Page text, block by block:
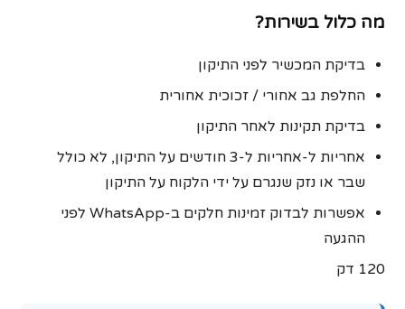
מה כלול בשירות?
בדיקת המכשיר לפני התיקון
החלפת גב אחורי / זכוכית אחורית
בדיקת תקינות לאחר התיקון
אחריות ל-אחריות ל‑3 חודשים על התיקון, לא כולל
שבר או נזק שנגרם על ידי הלקוח על התיקון
אפשרות לבדוק זמינות חלקים ב-WhatsApp לפני
ההגעה
120 דק